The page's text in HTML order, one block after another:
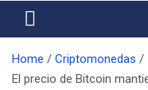
Home
Criptomonedas
El precio de Bitcoin